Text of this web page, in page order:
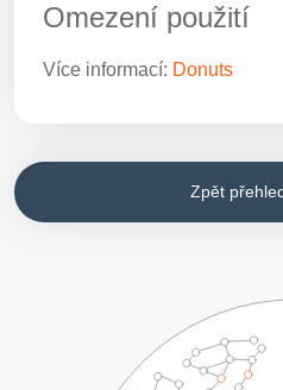
Omezení použití
Více informací: Donuts
Zpět